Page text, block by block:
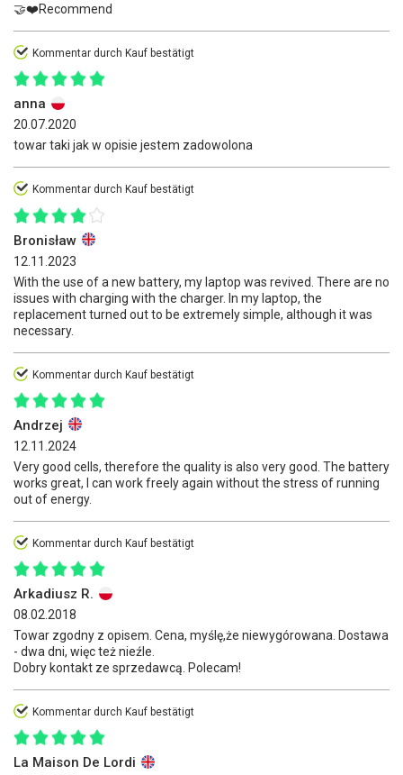
🤝❤️Recommend
Kommentar durch Kauf bestätigt
anna
20.07.2020
towar taki jak w opisie jestem zadowolona
Kommentar durch Kauf bestätigt
Bronisław
12.11.2023
With the use of a new battery, my laptop was revived. There are no
issues with charging with the charger. In my laptop, the
replacement turned out to be extremely simple, although it was
necessary.
Kommentar durch Kauf bestätigt
Andrzej
12.11.2024
Very good cells, therefore the quality is also very good. The battery
works great, I can work freely again without the stress of running
out of energy.
Kommentar durch Kauf bestätigt
Arkadiusz R.
08.02.2018
Towar zgodny z opisem. Cena, myślę,że niewygórowana. Dostawa
- dwa dni, więc też nieźle.
Dobry kontakt ze sprzedawcą. Polecam!
Kommentar durch Kauf bestätigt
La Maison De Lordi